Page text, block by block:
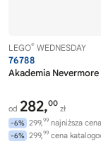
LEGO® WEDNESDAY
76788
Akademia Nevermore
od 282,00
zł
-6% 299,99 najniższa cena
-6% 299,99 cena